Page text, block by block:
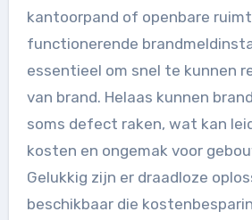
kantoorpand of openbare
functionerende
essentieel om snel te kunnen
van brand. Helaas kunnen
soms defect raken, wat kan
kosten en ongemak voor
Gelukkig zijn er draadloze
beschikbaar die